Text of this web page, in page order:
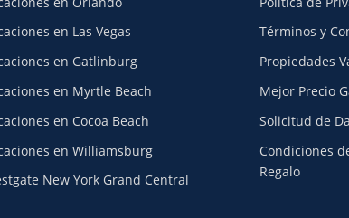
en Las Vegas
en Gatlinburg
en Myrtle Beach
en Cocoa Beach
en Williamsburg
New York Grand Central
Términos y
Propiedades
Mejor Precio
Solicitud de
Condiciones
Regalo